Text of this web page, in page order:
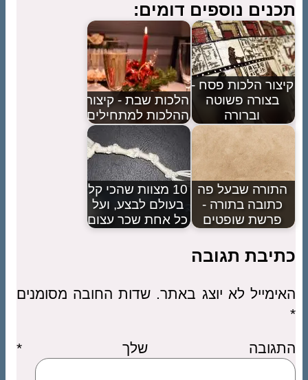
תכנים נוספים דומים:
קיצור הלכות פסח -
בצורה פשוטה
וברורה
הלכות שבת - קיצור
ההלכות למתחילים
התורה שבעל פה
כתובה בתורה -
פרשת שופטים
10 מצוות שהכי קל
בעולם לבצע, ועל
כל אחת שכר עצום
כתיבת תגובה
האימייל לא יוצג באתר. שדות החובה מסומנים
*
התגובה שלך*